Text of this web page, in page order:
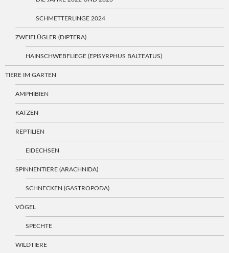
SCHMETTERLINGE 2024
ZWEIFLÜGLER (DIPTERA)
HAINSCHWEBFLIEGE (EPISYRPHUS BALTEATUS)
TIERE IM GARTEN
AMPHIBIEN
KATZEN
REPTILIEN
EIDECHSEN
SPINNENTIERE (ARACHNIDA)
SCHNECKEN (GASTROPODA)
VÖGEL
SPECHTE
WILDTIERE